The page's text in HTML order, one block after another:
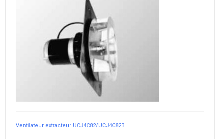
Ventilateur extracteur UCJ4C82/UCJ4C82B